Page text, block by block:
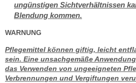
ungünstigen Sichtverhältnissen
Blendung kommen.
WARNUNG
Pflegemittel können giftig, leicht
sein. Eine unsachgemäße
das Verwenden von ungeeigneten
Verbrennungen und Vergiftungen